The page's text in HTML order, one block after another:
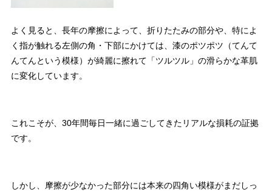
よく見ると、長年の摩擦によって、折りたたみの部分や、特によ
く指が触れる左側の角・下部にかけては、漆のポツポツ（てんて
んてんという模様）が綺麗に擦れて「ツルツル」の滑らかな革肌
に変化しています。
これこそが、30年間毎日一緒に過ごしてきたリアルな損耗の証拠
です。
しかし、摩擦が少なかった部分には本来の四角い模様がまだしっ